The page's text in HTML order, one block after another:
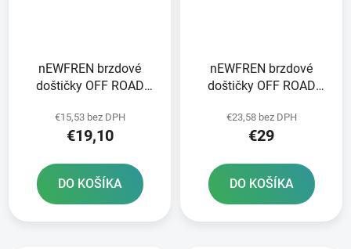
nEWFREN brzdové
doštičky OFF ROAD
balení
€15,53 bez DPH
€19,10
DO KOŠÍKA
nEWFREN brzdové
doštičky OFF ROAD
balení
€23,58 bez DPH
€29
DO KOŠÍKA